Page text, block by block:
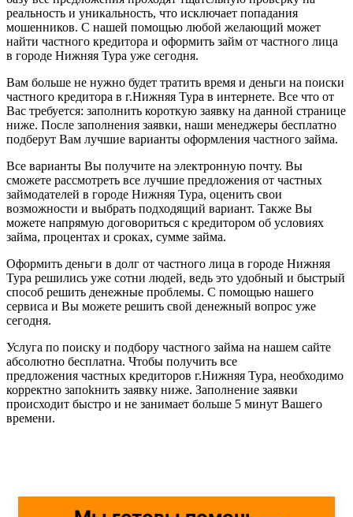
реальность и уникальность, что исключает попадания
мошенников. С нашей помощью любой желающий может
найти частного кредитора и оформить займ от частного лица
в городе Нижняя Тура уже сегодня.
Вам больше не нужно будет тратить время и деньги на поиски
частного кредитора в г.Нижняя Тура в интернете. Все что от
Вас требуется: заполнить короткую заявку на данной странице
ниже. После заполнения заявки, наши менеджеры бесплатно
подберут Вам лучшие варианты оформления частного займа.
Все варианты Вы получите на электронную почту. Вы
сможете рассмотреть все лучшие предложения от частных
займодателей в городе Нижняя Тура, оценить свои
возможности и выбрать подходящий вариант. Также Вы
можете напрямую договориться с кредитором об условиях
займа, процентах и сроках, сумме займа.
Оформить деньги в долг от частного лица в городе Нижняя
Тура решились уже сотни людей, ведь это удобный и быстрый
способ решить денежные проблемы. С помощью нашего
сервиса и Вы можете решить свой денежный вопрос уже
сегодня.
Услуга по поиску и подбору частного займа на нашем сайте
абсолютно бесплатна. Чтобы получить все
предложения частных кредиторов г.Нижняя Тура, необходимо
корректно запоkнить заявку ниже. Заполнение заявки
происходит быстро и не занимает больше 5 минут Вашего
времени.